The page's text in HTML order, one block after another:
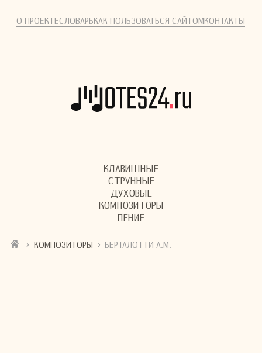
О ПРОЕКТЕСЛОВАРЬКАК ПОЛЬЗОВАТЬСЯ САЙТОМКОНТАКТЫ
КЛАВИШНЫЕ
СТРУННЫЕ
ДУХОВЫЕ
КОМПОЗИТОРЫ
ПЕНИЕ
› КОМПОЗИТОРЫ › БЕРТАЛОТТИ А.М.